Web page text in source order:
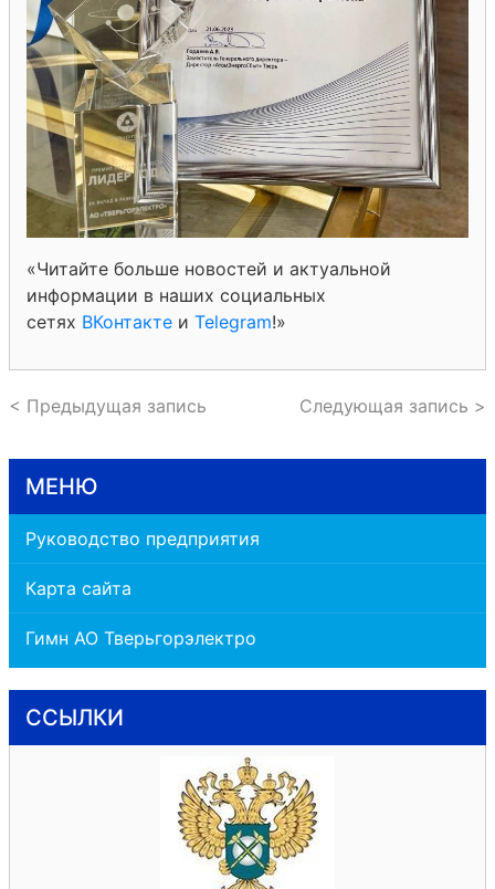
«Читайте больше новостей и актуальной
информации в наших социальных
сетях ВКонтакте и Telegram!»
< Предыдущая запись Следующая запись >
МЕНЮ
Руководство предприятия
Карта сайта
Гимн АО Тверьгорэлектро
ССЫЛКИ